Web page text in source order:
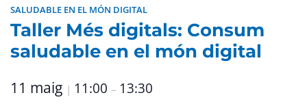
SALUDABLE EN EL MÓN DIGITAL
Taller Més digitals: Consum
saludable en el món digital
11 maig | 11:00 – 13:30